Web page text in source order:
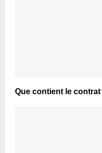
Que contient le